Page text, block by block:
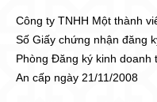
Công ty TNHH Một thành
Số Giấy chứng nhận đăng
Phòng Đăng ký kinh
An cấp ngày 21/11/2008